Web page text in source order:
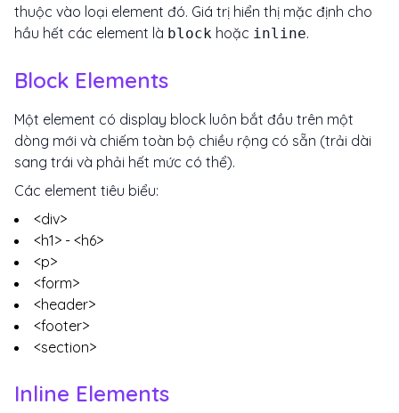
thuộc vào loại element đó. Giá trị hiển thị mặc định cho
hầu hết các element là block hoặc inline.
Block Elements
Một element có display block luôn bắt đầu trên một
dòng mới và chiếm toàn bộ chiều rộng có sẵn (trải dài
sang trái và phải hết mức có thể).
Các element tiêu biểu:
<div>
<h1> - <h6>
<p>
<form>
<header>
<footer>
<section>
Inline Elements